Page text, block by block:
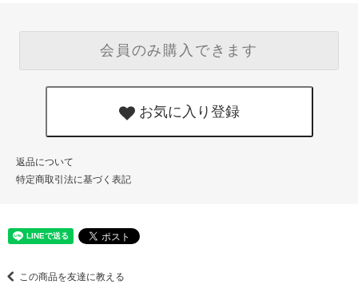
会員のみ購入できます
お気に入り登録
返品について
特定商取引法に基づく表記
この商品を友達に教える